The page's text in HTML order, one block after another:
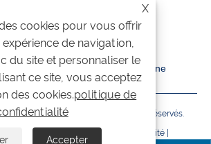
TIA, Quanzhou, Fujian, Chine
Machinery Co., Ltd. Tous droits réservés.
politique de confidentialité|
X
cookies pour vous offrir
de navigation,
du site et personnaliser le
ce site, vous acceptez
des cookies.politique de
Accepter